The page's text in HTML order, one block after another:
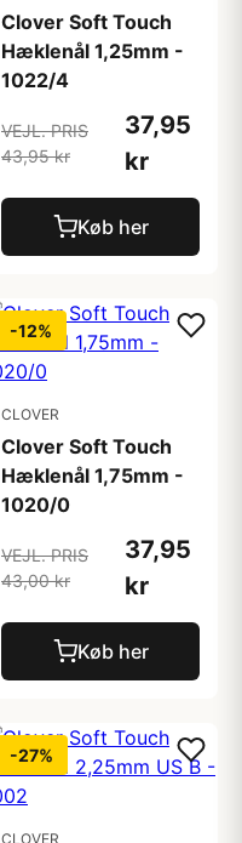
Clover Soft Touch
Hæklenål 1,25mm -
1022/4
VEJL. PRIS
43,95 kr
37,95
kr
Køb her
-12%
CLOVER
Clover Soft Touch
Hæklenål 1,75mm -
1020/0
VEJL. PRIS
43,00 kr
37,95
kr
Køb her
-27%
CLOVER